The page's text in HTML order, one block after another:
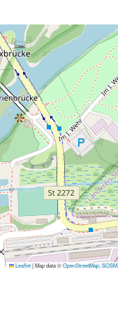
Leaflet|Map data ©OpenStreetMap SOSM